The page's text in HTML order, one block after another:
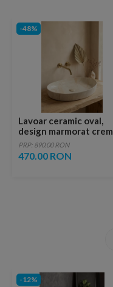
-48%
Lavoar ceramic oval,
design marmorat crem
lucios cu vene aurii,
ventil inclus
PRP: 890.00 RON
470.00 RON
-12%